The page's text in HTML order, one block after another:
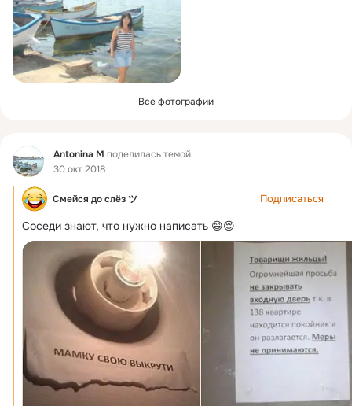
Все фотографии
Antonina M поделилась темой
30 окт 2018
Смейся до слёз ツ Подписаться
Соседи знают, что нужно написать 😄😌